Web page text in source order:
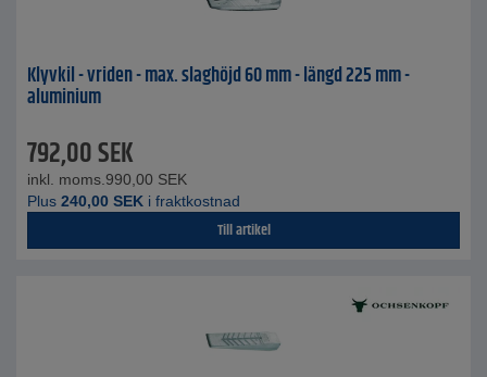
Klyvkil - vriden - max. slaghöjd 60 mm - längd 225 mm -
aluminium
792,00SEK
inkl. moms. 990,00 SEK
Plus 240,00 SEK i fraktkostnad
Till artikel